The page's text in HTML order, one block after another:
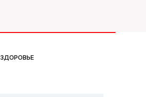
ЗДОРОВЬЕ